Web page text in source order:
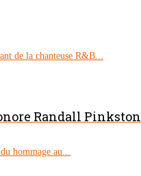
de la chanteuse R&B...
Randall Pinkston
hommage au...